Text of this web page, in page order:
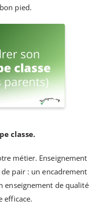
pied.
classe.
métier. Enseignement
pair : un encadrement
enseignement de qualité
efficace.